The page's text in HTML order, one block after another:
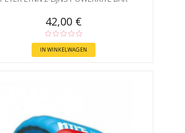
42,00 €
IN WINKELWAGEN